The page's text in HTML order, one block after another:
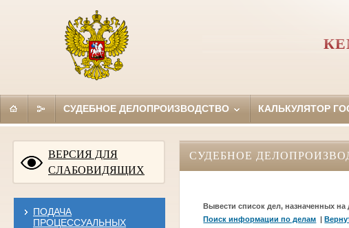
СУДЕБНОЕ ДЕЛОПРОИЗВОДСТВО КАЛЬКУЛЯТОР
ВЕРСИЯ ДЛЯ
СЛАБОВИДЯЩИХ
ПОДАЧА
ПРОЦЕССУАЛЬНЫХ
СУДЕБНОЕ
Вывести список дел, назначенных на
Поиск информации по делам |